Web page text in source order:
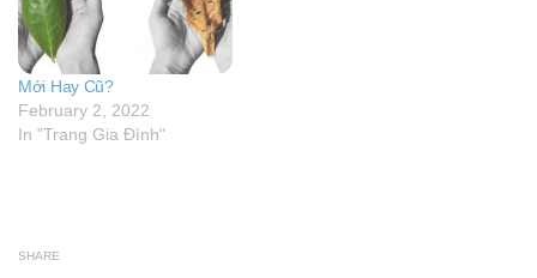
Mới Hay Cũ?
February 2, 2022
In "Trang Gia Đình"
SHARE